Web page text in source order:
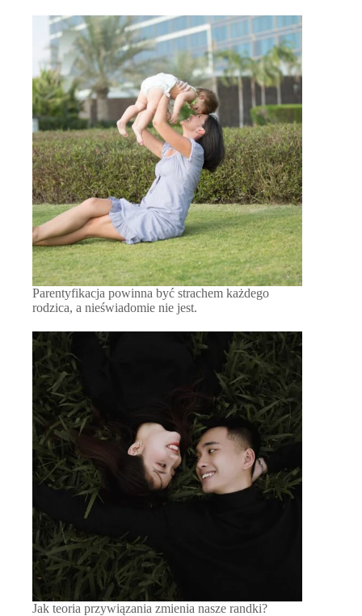
Parentyfikacja powinna być strachem każdego
rodzica, a nieświadomie nie jest.
Jak teoria przywiązania zmienia nasze randki?